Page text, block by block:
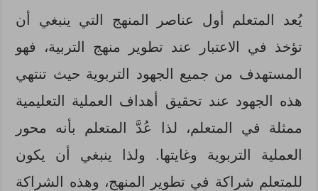
يُعد المتعلم أول عناصر المنهج التي ينبغي أن
تؤخذ في الاعتبار عند تطوير منهج التربية، فهو
المستهدف من جميع الجهود التربوية حيث تنتهي
هذه الجهود عند تحقيق أهداف العملية التعليمية
ممثلة في المتعلم، لذا عُدَّ المتعلم بأنه محور
العملية التربوية وغايتها. ولذا ينبغي أن يكون
للمتعلم شراكة في تطوير المنهج، وهذه الشراكة